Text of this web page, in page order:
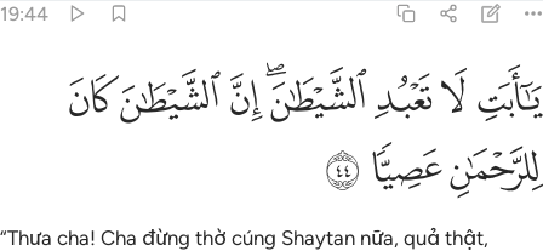
19:44
يا ابت لا تعبد الشيطان ان الشيطان كان للرحمان عصيا ٤٤
يَـٰٓأَبَتِ لَا تَعْبُدِ ٱلشَّيْطَـٰنَ ۖ إِنَّ ٱلشَّيْطَـٰنَ كَانَ لِلرَّحْمَـٰنِ عَصِيًّۭا ٤٤
ﱿﲀﲁﲂﲃﲄﲅﲆ
ﲇﲈﲉ
“Thưa cha! Cha đừng thờ cúng Shaytan nữa, quả thật,